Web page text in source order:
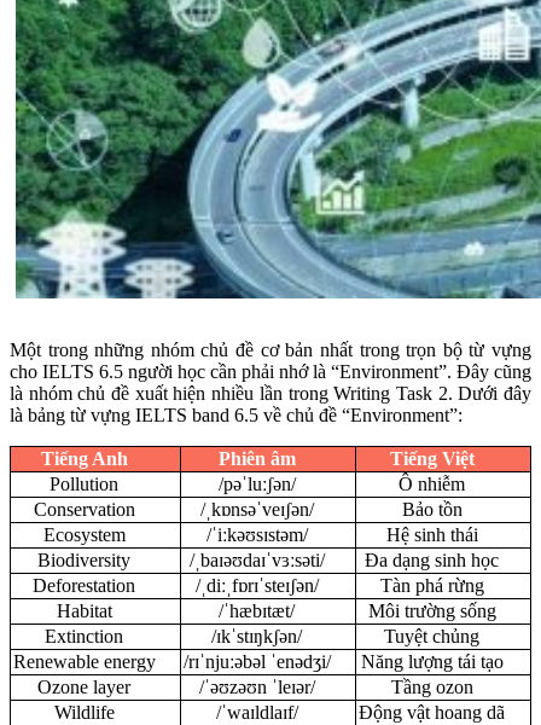
Một trong những nhóm chủ đề cơ bản nhất trong trọn bộ từ vựng
cho IELTS 6.5 người học cần phải nhớ là “Environment”. Đây cũng
là nhóm chủ đề xuất hiện nhiều lần trong Writing Task 2. Dưới đây
là bảng từ vựng IELTS band 6.5 về chủ đề “Environment”:
Tiếng Anh Phiên âm
Tiếng Việt
Pollution
/pəˈluːʃən/
Ô nhiễm
Conservation
/ˌkɒnsəˈveɪʃən/
Bảo tồn
Ecosystem
/ˈiːkəʊsɪstəm/
Hệ sinh thái
Biodiversity
/ˌbaɪəʊdaɪˈvɜːsəti/
Đa dạng sinh học
Deforestation
/ˌdiːˌfɒrɪˈsteɪʃən/
Tàn phá rừng
Habitat
/ˈhæbɪtæt/
Môi trường sống
Extinction
/ɪkˈstɪŋkʃən/
Tuyệt chủng
Renewable energy
/rɪˈnjuːəbəl ˈenədʒi/
Năng lượng tái tạo
Ozone layer
/ˈəʊzəʊn ˈleɪər/
Tầng ozon
Wildlife
/ˈwaɪldlaɪf/
Động vật hoang dã